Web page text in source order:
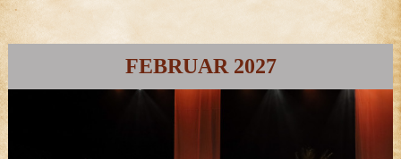
FEBRUAR 2027